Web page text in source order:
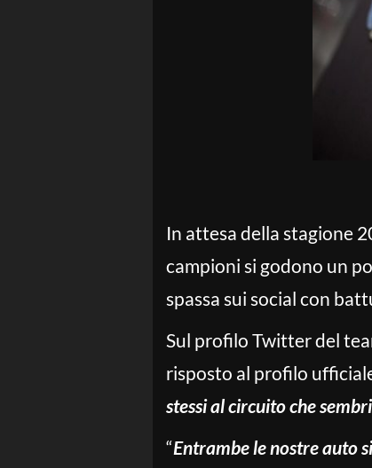
In attesa della stagione
campioni si godono un
spassa sui social con
Sul profilo Twitter del
risposto al profilo
stessi al circuito che
“Entrambe le nostre auto